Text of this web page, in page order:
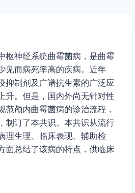
枢神经系统曲霉菌病，是曲霉
见而病死率高的疾病。近年
抑制剂及广谱抗生素的广泛应
升。但是，国内外尚无针对性
范颅内曲霉菌病的诊治流程，
制订了本共识。本共识从流行
理生理、临床表现、辅助检
面总结了该病的特点，供临床